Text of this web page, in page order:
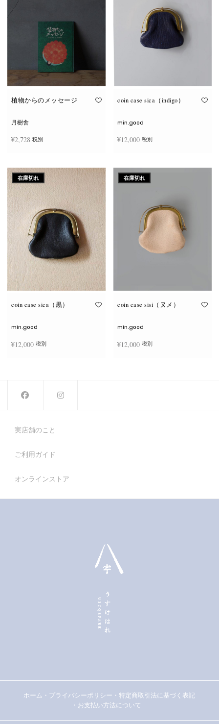
リ
エ
ー
シ
ョ
ン
が
あ
ま
オ
ジ
か
ら
選
択
で
き
ま
す
植物からのメッセージ
月樹舎
¥2,728 税別
coin case sica（indigo）
min.good
¥12,000 税別
在庫切れ
coin case sica（黒）
min.good
¥12,000 税別
在庫切れ
coin case sisi（ヌメ）
min.good
¥12,000 税別
実店舗のこと
ご利用ガイド
オンラインストア
ホーム ・ プライバシーポリシー ・特定商取引法に基づく表記
・ お支払い方法について